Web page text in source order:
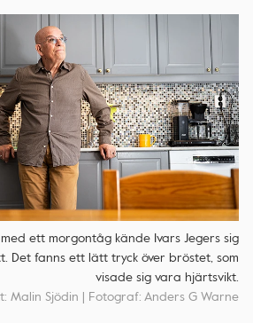
ett morgontåg kände Ivars Jegers sig
Det fanns ett lätt tryck över bröstet, som
visade sig vara hjärtsvikt.
Malin Sjödin | Fotograf: Anders G Warne